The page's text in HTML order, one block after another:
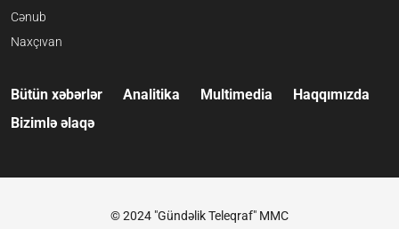
Cənub
Naxçıvan
Bütün xəbərlər Analitika Multimedia
Haqqımızda
Bizimlə əlaqə
© 2024 "Gündəlik Teleqraf" MMC